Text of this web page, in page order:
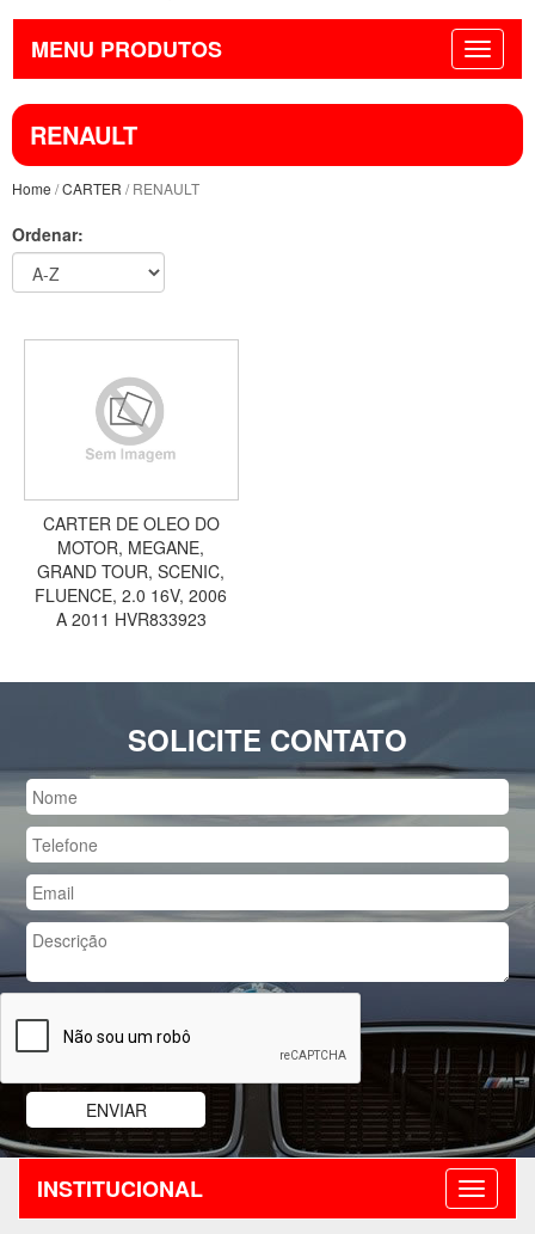
MENU PRODUTOS
RENAULT
Home /CARTER / RENAULT
Ordenar:
CARTER DE OLEO DO
MOTOR, MEGANE,
GRAND TOUR, SCENIC,
FLUENCE, 2.0 16V, 2006
A 2011 HVR833923
SOLICITE CONTATO
INSTITUCIONAL